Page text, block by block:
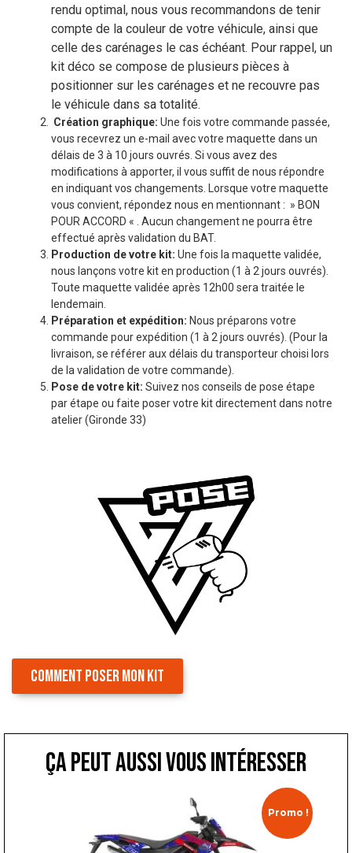
rendu optimal, nous vous recommandons de tenir
compte de la couleur de votre véhicule, ainsi que
celle des carénages le cas échéant. Pour rappel, un
kit déco se compose de plusieurs pièces à
positionner sur les carénages et ne recouvre pas
le véhicule dans sa totalité.
Création graphique: Une fois votre commande passée,
vous recevrez un e-mail avec votre maquette dans un
délais de 3 à 10 jours ouvrés. Si vous avez des
modifications à apporter, il vous suffit de nous répondre
en indiquant vos changements. Lorsque votre maquette
vous convient, répondez nous en mentionnant : » BON
POUR ACCORD « . Aucun changement ne pourra être
effectué après validation du BAT.
Production de votre kit: Une fois la maquette validée,
nous lançons votre kit en production (1 à 2 jours ouvrés).
Toute maquette validée après 12h00 sera traitée le
lendemain.
Préparation et expédition: Nous préparons votre
commande pour expédition (1 à 2 jours ouvrés). (Pour la
livraison, se référer aux délais du transporteur choisi lors
de la validation de votre commande).
Pose de votre kit: Suivez nos conseils de pose étape
par étape ou faite poser votre kit directement dans notre
atelier (Gironde 33)
COMMENT POSER MON KIT
ça peut aussi vous intéresser
Promo !